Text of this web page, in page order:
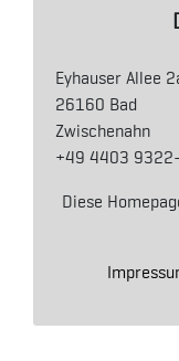
Eyhauser Allee
26160 Bad
Zwischenahn
+49 4403
Diese